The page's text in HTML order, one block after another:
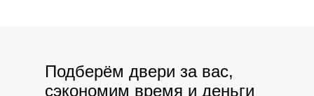
Подберём двери за вас,
сэкономим время и деньги